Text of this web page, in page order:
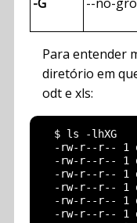
Para entender
diretório em
odt e xls:
  $ ls -lhXG
-rw-r--r-- 1
-rw-r--r-- 1
-rw-r--r-- 1
-rw-r--r-- 1
-rw-r--r-- 1
-rw-r--r-- 1